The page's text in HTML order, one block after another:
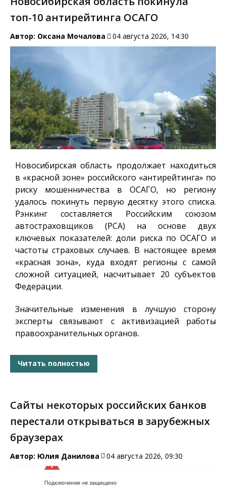
топ-10 антирейтинга ОСАГО
Автор: Оксана Мочалова 04 августа 2026, 14:30
Новосибирская область продолжает находиться
в «красной зоне» российского «антирейтинга» по
риску мошенничества в ОСАГО, но региону
удалось покинуть первую десятку этого списка.
Рэнкинг составляется Российским союзом
автостраховщиков (РСА) на основе двух
ключевых показателей: доли риска по ОСАГО и
частоты страховых случаев. В настоящее время
«красная зона», куда входят регионы с самой
сложной ситуацией, насчитывает 20 субъектов
Федерации.
Значительные изменения в лучшую сторону
эксперты связывают с активизацией работы
правоохранительных органов.
Читать полностью
Сайты некоторых российских банков
перестали открываться в зарубежных
браузерах
Автор: Юлия Данилова 04 августа 2026, 09:30